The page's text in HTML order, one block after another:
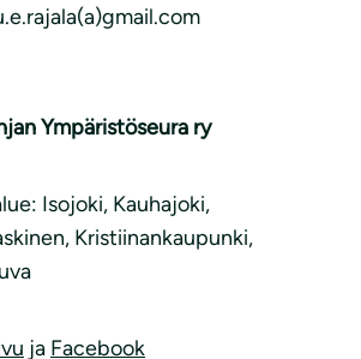
Ympäristöseura ry
Isojoki, Kauhajoki,
Kristiinankaupunki,
ja Facebook